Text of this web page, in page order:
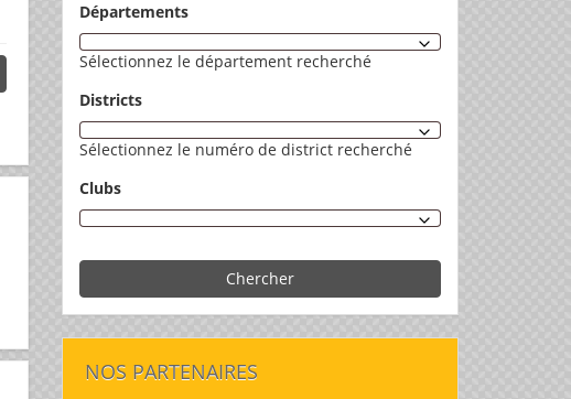
Départements
Sélectionnez le département recherché
Districts
Sélectionnez le numéro de district recherché
Clubs
Chercher
NOS PARTENAIRES